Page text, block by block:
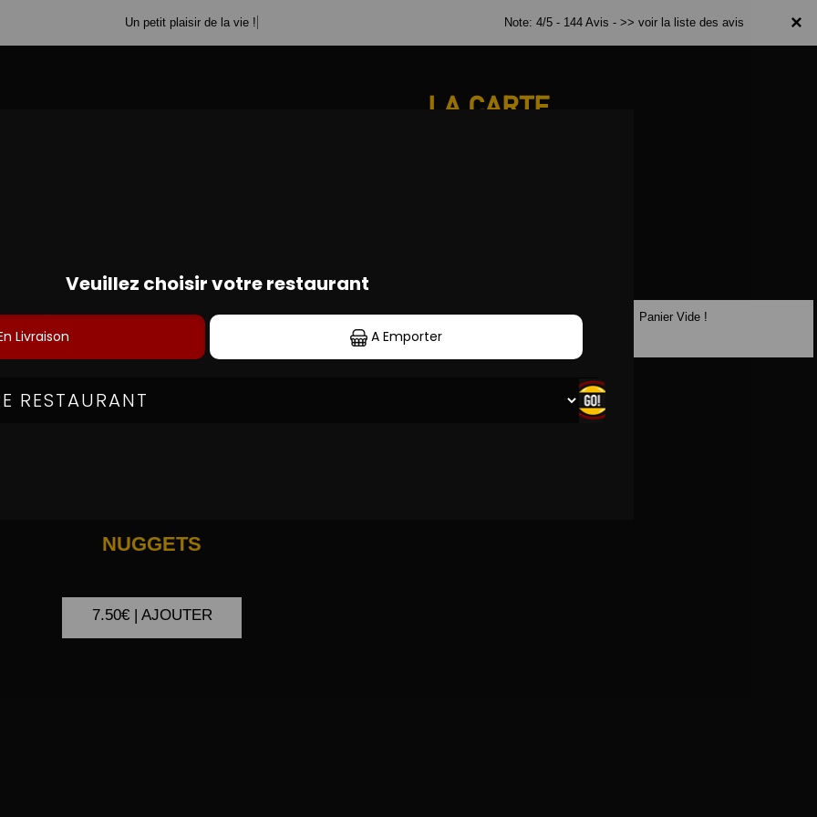
×
Un petit plaisir de la vie ! Note: 4/5 - 144 Avis - >> voir la liste des avis
LA CARTE
MENUS BAMBINO
NUGGETS
7.50€ | AJOUTER
Panier Vide !